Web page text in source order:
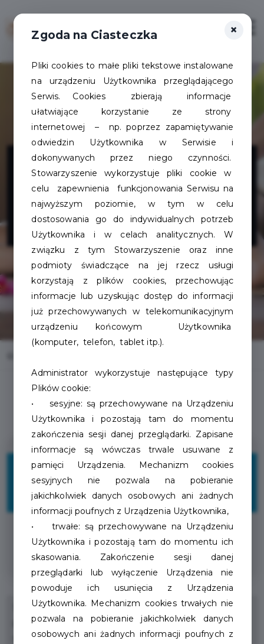
Sante Club
Salon
Kosmetyczny
10%
ZNIŻKI
Zabiegi kosmetyczne na twarz - Pakiet
Seniora
SANTE CLUB to miejsce, w którym zdrowie, uroda i
przyjemność 👱‍♀️łączą się harmonijnie dając uczucie
relaksu i wyciszenia. W kameralnej atmosferze zadbamy
×
Zgoda na Ciasteczka
Pliki cookies to małe pliki tekstowe instalowane
na urządzeniu Użytkownika przeglądającego
Serwis. Cookies zbierają informacje
ułatwiające korzystanie ze strony
internetowej – np. poprzez zapamiętywanie
odwiedzin Użytkownika w Serwisie i
dokonywanych przez niego czynności.
Stowarzyszenie wykorzystuje pliki cookie w
celu zapewnienia funkcjonowania Serwisu na
najwyższym poziomie, w tym w celu
dostosowania go do indywidualnych potrzeb
Użytkownika i w celach analitycznych. W
związku z tym Stowarzyszenie oraz inne
podmioty świadczące na jej rzecz usługi
korzystają z plików cookies, przechowując
informacje lub uzyskując dostęp do informacji
już przechowywanych w telekomunikacyjnym
urządzeniu końcowym Użytkownika
(komputer, telefon, tablet itp.).
Administrator wykorzystuje następujące typy
Plików cookie:
• sesyjne: są przechowywane na Urządzeniu
Użytkownika i pozostają tam do momentu
zakończenia sesji danej przeglądarki. Zapisane
informacje są wówczas trwale usuwane z
pamięci Urządzenia. Mechanizm cookies
sesyjnych nie pozwala na pobieranie
jakichkolwiek danych osobowych ani żadnych
informacji poufnych z Urządzenia Użytkownika,
• trwałe: są przechowywane na Urządzeniu
Użytkownika i pozostają tam do momentu ich
skasowania. Zakończenie sesji danej
przeglądarki lub wyłączenie Urządzenia nie
powoduje ich usunięcia z Urządzenia
Użytkownika. Mechanizm cookies trwałych nie
pozwala na pobieranie jakichkolwiek danych
osobowych ani żadnych informacji poufnych z